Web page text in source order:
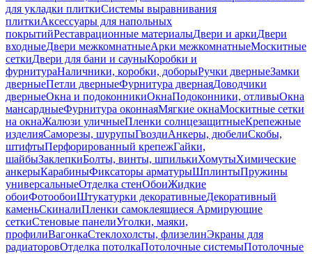
для укладки плиткиСистемы выравнивания
плиткиАксессуары для напольных
покрытийРеставрационные материалыДвери и аркиДвери
входныеДвери межкомнатныеАрки межкомнатныеМоскитные
сеткиДвери для бани и сауныКоробки и
фурнитураНаличники, коробки, доборыРучки дверныеЗамки
дверныеПетли дверныеФурнитура двернаяДоводчики
дверныеОкна и подоконникиОкнаПодоконники, отливыОкна
мансардныеФурнитура оконнаяМягкие окнаМоскитные сетки
на окнаЖалюзи уличныеПленки солнцезащитныеКрепежные
изделияСаморезы, шурупыГвоздиАнкеры, дюбелиСкобы,
штифтыПерфорированный крепежГайки,
шайбыЗаклепкиБолты, винты, шпилькиХомутыХимические
анкерыКарабиныФиксаторы арматурыШплинтыПружины
универсальныеОтделка стенОбоиЖидкие
обоиФотообоиШтукатурки декоративныеДекоративный
каменьСкиналиПленки самоклеящиеся Армирующие
сеткиСтеновые панелиУголки, маяки,
профилиВагонкаСтеклохолсты, флизелинЭкраны для
радиаторовОтделка потолкаПотолочные системыПотолочные